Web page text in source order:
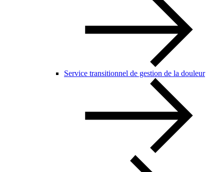
Service transitionnel de gestion de la douleur